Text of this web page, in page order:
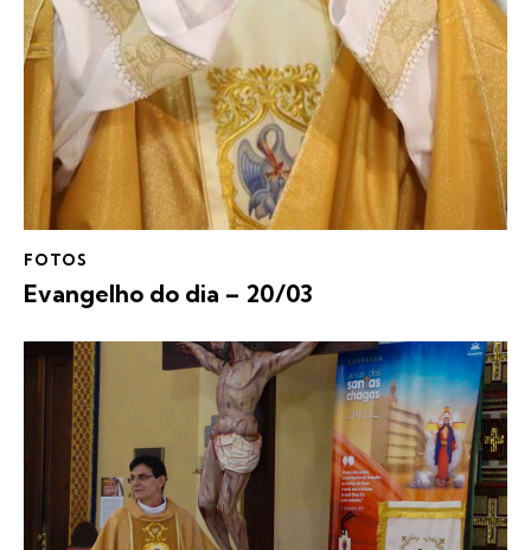
FOTOS
Evangelho do dia – 20/03